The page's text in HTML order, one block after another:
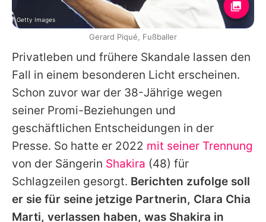
Privatleben und frühere Skandale lassen den
Fall in einem besonderen Licht erscheinen.
Schon zuvor war der 38-Jährige wegen
seiner Promi-Beziehungen und
geschäftlichen Entscheidungen in der
Presse. So hatte er 2022 mit seiner Trennung
von der Sängerin Shakira (48) für
Schlagzeilen gesorgt. Berichten zufolge soll
er sie für seine jetzige Partnerin, Clara Chia
Marti, verlassen haben, was Shakira in
Getty Images
Gerard Piqué, Fußballer